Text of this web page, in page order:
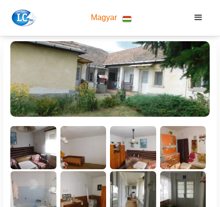
Magyar